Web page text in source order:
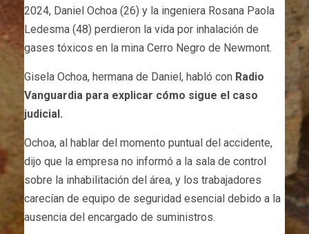
2024, Daniel Ochoa (26) y la ingeniera Rosana Paola
Ledesma (48) perdieron la vida por inhalación de
gases tóxicos en la mina Cerro Negro de Newmont.
Gisela Ochoa, hermana de Daniel, habló con Radio
Vanguardia para explicar cómo sigue el caso
judicial.
Ochoa, al hablar del momento puntual del accidente,
dijo que la empresa no informó a la sala de control
sobre la inhabilitación del área, y los trabajadores
carecían de equipo de seguridad esencial debido a la
ausencia del encargado de suministros.